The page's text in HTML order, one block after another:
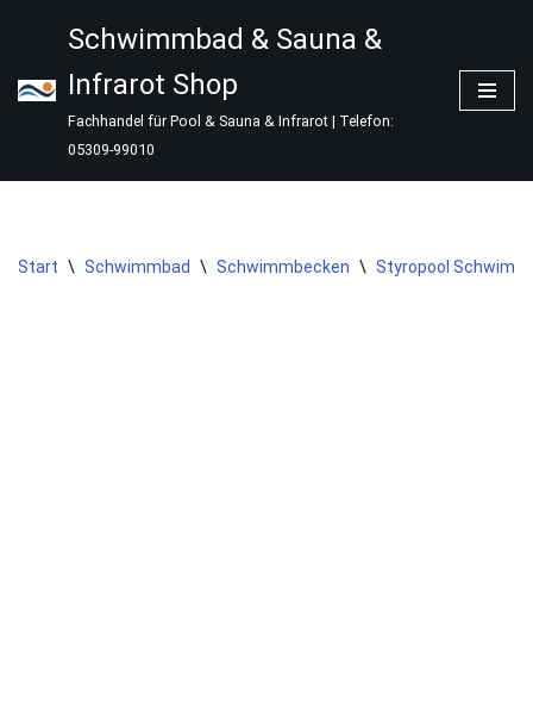
Inhalt
springen
Schwimmbad & Sauna &
Infrarot Shop
Fachhandel für Pool & Sauna & Infrarot | Telefon:
05309-99010
Start \ Schwimmbad \ Schwimmbecken \ Styropool